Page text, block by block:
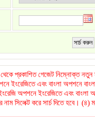
সার্চ করুন
প্রকাশিত গেজেট নিম্নোক্ত নতুন
ইংরেজিতে এবং বাংলা অপশনে
ইংরেজি অপশনে ইংরেজিতে এবং
সিলেক্ট করে সার্চ দিতে হবে।